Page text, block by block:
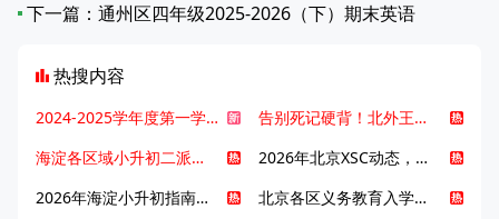
下一篇： 通州区四年级2025-2026（下）期末英语
热搜内容
2024-2025学年度第一学期北京各区期末考试真题试卷汇总
告别死记硬背！北外王牌精读词汇课，帮孩子突破英语词汇难关
海淀各区域小升初二派全攻略合集！区域一至五志愿填报、升学策略详解
2026年北京XSC动态，持续更新中ing...
2026年海淀小升初指南，一文了解招生政策要点
北京各区义务教育入学咨询电话汇总，25年小升初家长提前收藏